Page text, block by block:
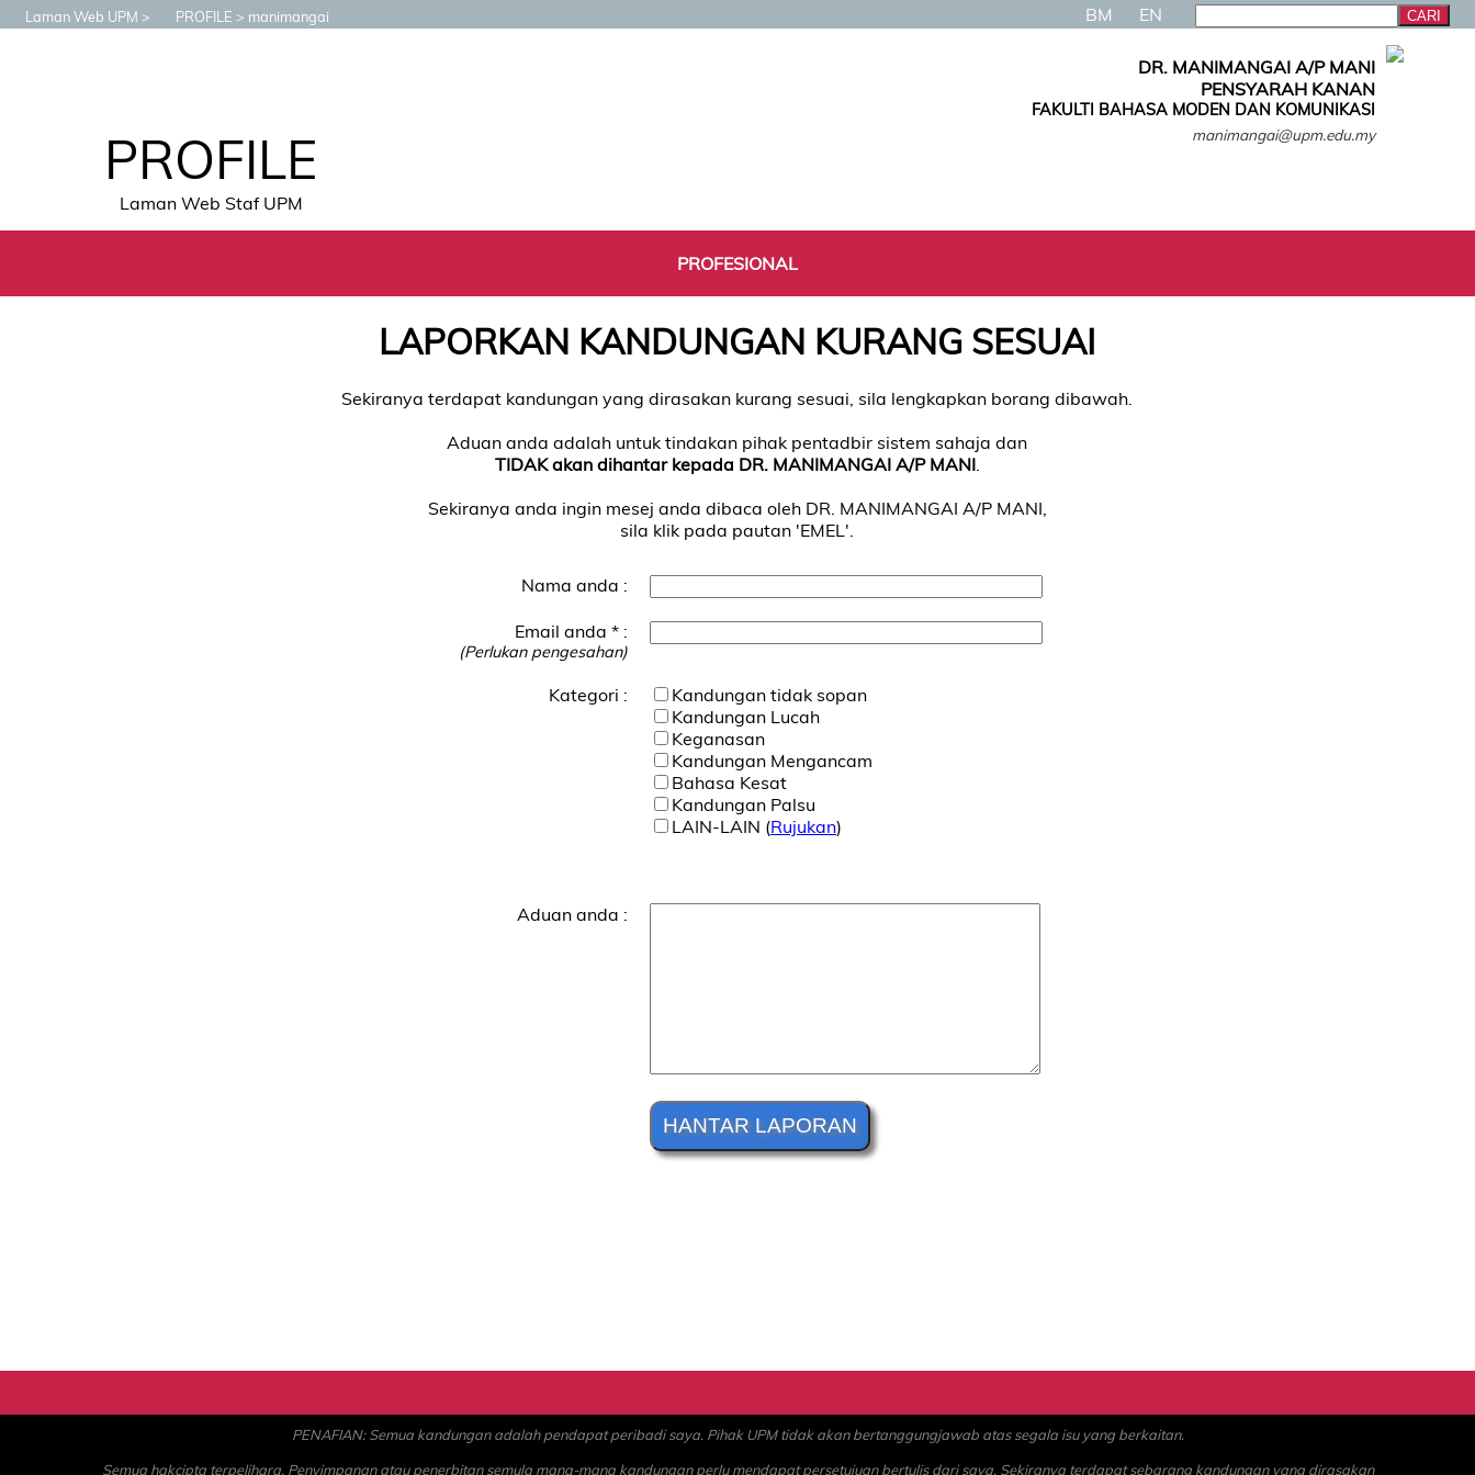
Laman Web UPM PROFILE manimangai BM EN
PROFILE
Laman Web Staf UPM
DR. MANIMANGAI A/P MANI
PENSYARAH KANAN
FAKULTI BAHASA MODEN DAN KOMUNIKASI
manimangai@upm.edu.my
PROFESIONAL
LAPORKAN KANDUNGAN KURANG SESUAI
Sekiranya terdapat kandungan yang dirasakan kurang sesuai, sila lengkapkan borang dibawah.
Aduan anda adalah untuk tindakan pihak pentadbir sistem sahaja dan
TIDAK akan dihantar kepada DR. MANIMANGAI A/P MANI.
Sekiranya anda ingin mesej anda dibaca oleh DR. MANIMANGAI A/P MANI,
sila klik pada pautan 'EMEL'.
Nama anda :
Email anda * :
(Perlukan pengesahan)
Kategori :
Kandungan tidak sopan
Kandungan Lucah
Keganasan
Kandungan Mengancam
Bahasa Kesat
Kandungan Palsu
LAIN-LAIN (Rujukan)
Aduan anda :
PENAFIAN: Semua kandungan adalah pendapat peribadi saya. Pihak UPM tidak akan bertanggungjawab atas segala isu yang berkaitan.
Semua hakcipta terpelihara. Penyimpanan atau penerbitan semula mana-mana kandungan perlu mendapat persetujuan bertulis dari saya. Sekiranya terdapat sebarang kandungan yang dirasakan